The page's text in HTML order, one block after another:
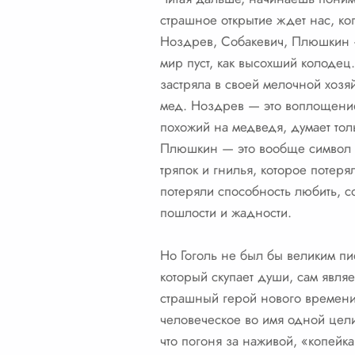
страшное открытие ждет нас,
Ноздрев, Собакевич, Плюшкин
мир пуст, как высохший
застряла в своей мелочной
мед. Ноздрев — это
похожий на медведя, думает
Плюшкин — это вообще символ
тряпок и гнилья, которое
потеряли способность любить,
пошлости и жадности.
Но Гоголь не был бы великим
который скупает души, сам
страшный герой нового
человеческое во имя одной
что погоня за наживой,